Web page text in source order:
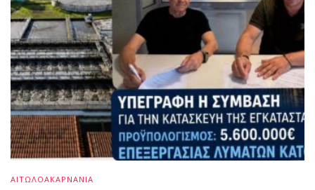
ΑΙΤΩΛΟΑΚΑΡΝΑΝΙΑ